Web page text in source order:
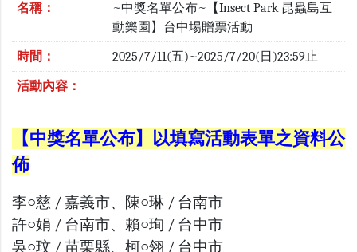
名稱：
~中獎名單公布~【Insect Park 昆蟲島互
動樂園】台中場贈票活動
時間： 2025/7/11(五)~2025/7/20(日)23:59止
活動內容：
【中獎名單公布】以填寫活動表單之資料公
佈
李○慈 / 嘉義市、陳○琳 / 台南市
許○娟 / 台南市、賴○珣 / 台中市
吳○玟 / 苗栗縣、柯○翎 / 台中市